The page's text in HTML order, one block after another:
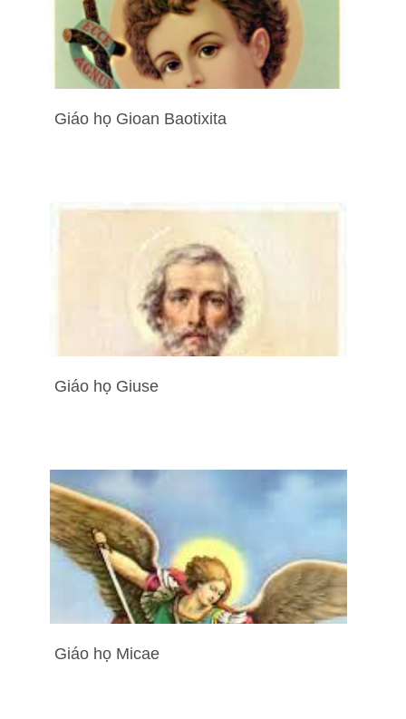
Giáo họ Gioan Baotixita
Giáo họ Giuse
Giáo họ Micae